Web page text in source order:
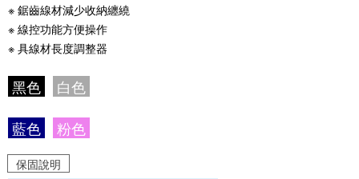
※ 鋸齒線材減少收納纏繞
※ 線控功能方便操作
※ 具線材長度調整器
黑色
白色
藍色
粉色
保固說明